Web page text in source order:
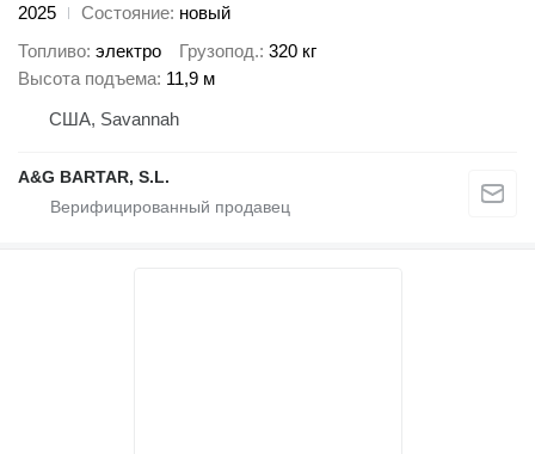
2025
Состояние новый
Топливо электро Грузопод. 320 кг
Высота подъема 11,9 м
США, Savannah
A&G BARTAR, S.L.